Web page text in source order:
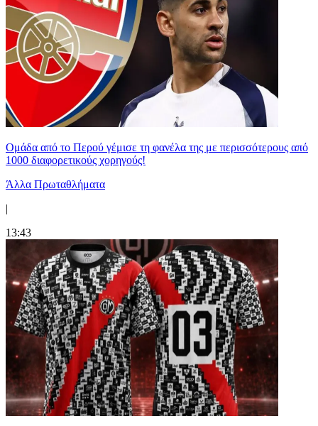
Ομάδα από το Περού γέμισε τη φανέλα της με περισσότερους από
1000 διαφορετικούς χορηγούς!
Άλλα Πρωταθλήματα
|
13:43